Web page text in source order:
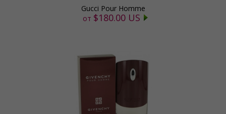
Gucci Pour Homme
от $180.00 US